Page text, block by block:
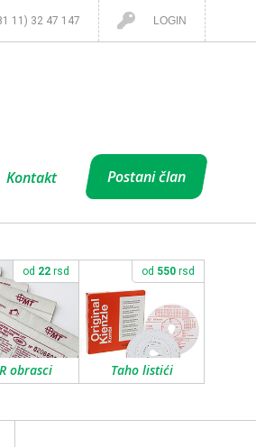
11) 32 47 147 LOGIN
Kontakt Postani član
obrasci
od 22 rsd
Taho listići
od 550 rsd